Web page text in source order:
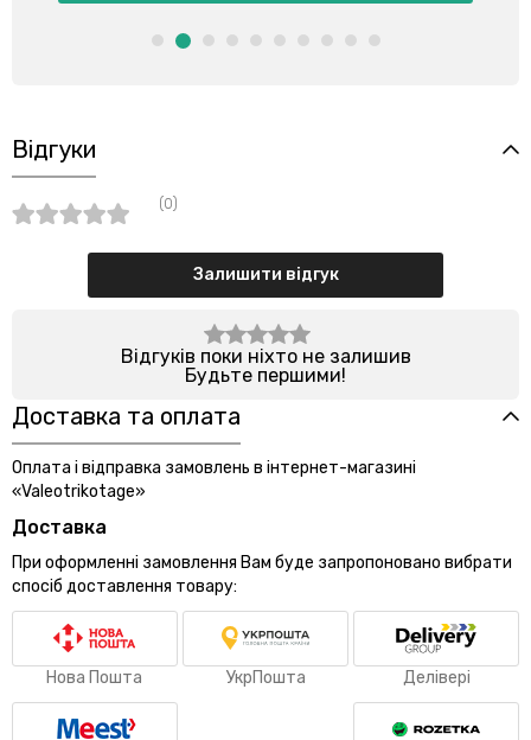
Відгуки
(0)
Залишити відгук
Відгуків поки ніхто не залишив
Будьте першими!
Доставка та оплата
Оплата і відправка замовлень в інтернет-магазині
«Valeotrikotage»
Доставка
При оформленні замовлення Вам буде запропоновано вибрати
спосіб доставлення товару:
Нова Пошта УкрПошта Делівері